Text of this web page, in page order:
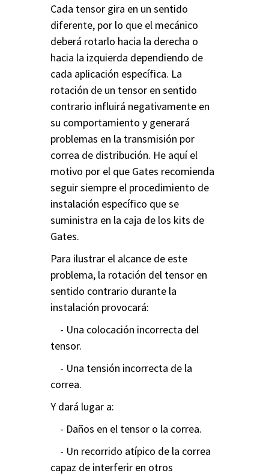
Cada tensor gira en un sentido
diferente, por lo que el mecánico
deberá rotarlo hacia la derecha o
hacia la izquierda dependiendo de
cada aplicación específica. La
rotación de un tensor en sentido
contrario influirá negativamente en
su comportamiento y generará
problemas en la transmisión por
correa de distribución. He aquí el
motivo por el que Gates recomienda
seguir siempre el procedimiento de
instalación específico que se
suministra en la caja de los kits de
Gates.
Para ilustrar el alcance de este
problema, la rotación del tensor en
sentido contrario durante la
instalación provocará:
- Una colocación incorrecta del
tensor.
- Una tensión incorrecta de la
correa.
Y dará lugar a:
- Daños en el tensor o la correa.
- Un recorrido atípico de la correa
capaz de interferir en otros